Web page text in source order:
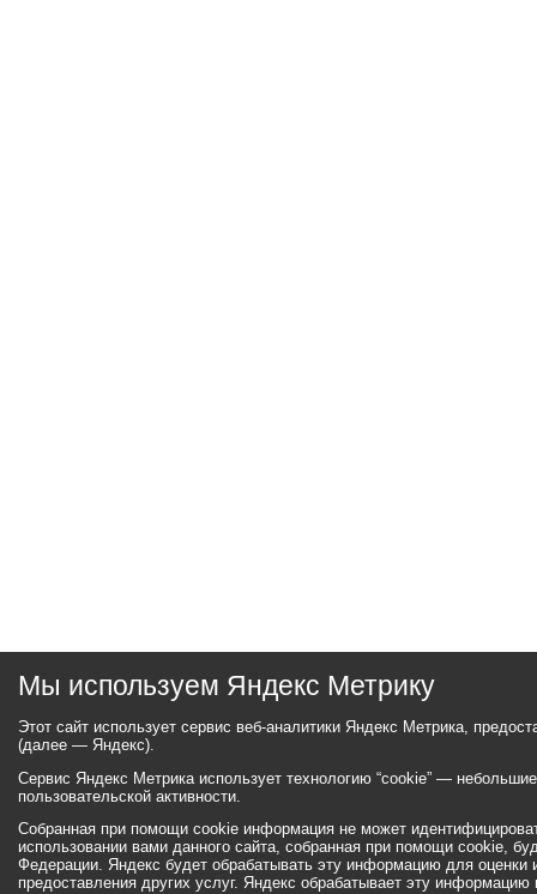
Мы используем Яндекс Метрику
Этот сайт использует сервис веб-аналитики Яндекс Метрика,
(далее — Яндекс).
Сервис Яндекс Метрика использует технологию “cookie” —
пользовательской активности.
Собранная при помощи cookie информация не может
использовании вами данного сайта, собранная при помощи cookie,
Федерации. Яндекс будет обрабатывать эту информацию для оценки
предоставления других услуг. Яндекс обрабатывает эту